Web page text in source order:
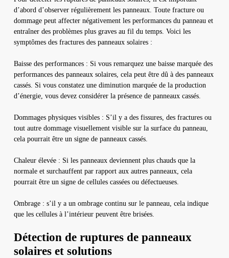
d’abord d’observer régulièrement les panneaux. Toute fracture ou
dommage peut affecter négativement les performances du panneau et
entraîner des problèmes plus graves au fil du temps. Voici les
symptômes des fractures des panneaux solaires :
Baisse des performances : Si vous remarquez une baisse marquée des
performances des panneaux solaires, cela peut être dû à des panneaux
cassés. Si vous constatez une diminution marquée de la production
d’énergie, vous devez considérer la présence de panneaux cassés.
Dommages physiques visibles : S’il y a des fissures, des fractures ou
tout autre dommage visuellement visible sur la surface du panneau,
cela pourrait être un signe de panneaux cassés.
Chaleur élevée : Si les panneaux deviennent plus chauds que la
normale et surchauffent par rapport aux autres panneaux, cela
pourrait être un signe de cellules cassées ou défectueuses.
Ombrage : s’il y a un ombrage continu sur le panneau, cela indique
que les cellules à l’intérieur peuvent être brisées.
Détection de ruptures de panneaux
solaires et solutions